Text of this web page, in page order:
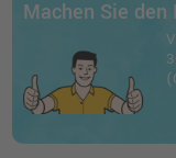
o.
inkl.
Machen Sie den